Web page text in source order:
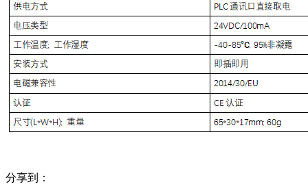
分享到：